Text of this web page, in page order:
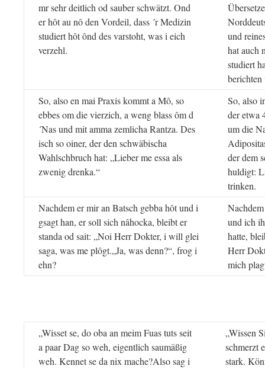
mr sehr deitlich od sauber schwätzt. Ond
er hôt au nô den Vordeil, dass ´r Medizin
studiert hôt ônd des varstoht, was i eich
verzehl.
und
hat auch
studiert
So, also en mai Praxis kommt a Mô, so
ebbes om die vierzich, a weng blass ôm d
´Nas und mit amma zemlicha Rantza. Des
isch so oiner, der den schwäbischa
Wahlschbruch hat: „Lieber me essa als
zwenig drenka.“
So, also
der etwa
um die
der dem
huldigt:
trinken.
Nachdem er mir an Batsch gebba hôt und i
gsagt han, er soll sich nâhocka, bleibt er
standa od sait: „Noi Herr Dokter, i will glei
saga, was me plôgt.„Ja, was denn?“, frog i
ehn?
und ich
hatte,
Herr
mich
„Wisset se, do oba an meim Fuas tuts seit
a paar Dag so weh, eigentlich saumäßig
weh. Kennet se da nix mache?Also sag i
„Wissen
schmerzt
stark.